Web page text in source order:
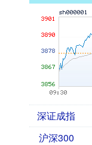
深证成指
沪深300